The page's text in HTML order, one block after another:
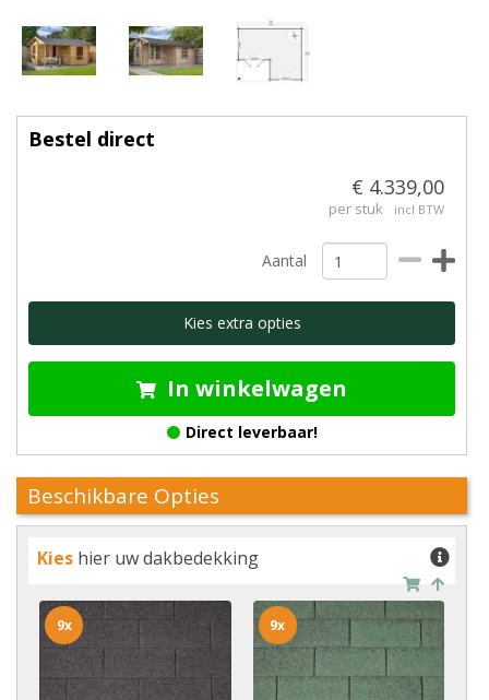
Bestel direct
€ 4.339,00
per stuk incl BTW
Aantal
Kies extra opties
In winkelwagen
Direct leverbaar!
Beschikbare Opties
Kies hier uw dakbedekking
9x 9x